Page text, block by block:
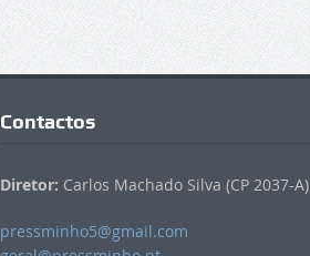
Contactos
Diretor: Carlos Machado Silva (CP 2037-A)
pressminho5@gmail.com